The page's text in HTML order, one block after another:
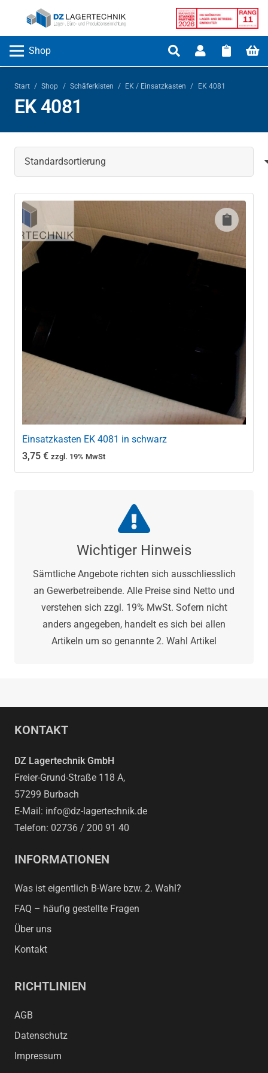
Shop
Start / Shop / Schäferkisten / EK / Einsatzkasten / EK 4081
EK 4081
Einsatzkasten EK 4081 in schwarz
3,75 € zzgl. 19% MwSt
Wichtiger Hinweis
Sämtliche Angebote richten sich ausschliesslich
an Gewerbetreibende. Alle Preise sind Netto und
verstehen sich zzgl. 19% MwSt. Sofern nicht
anders angegeben, handelt es sich bei allen
Artikeln um so genannte 2. Wahl Artikel
KONTAKT
DZ Lagertechnik GmbH
Freier-Grund-Straße 118 A,
57299 Burbach
E-Mail: info@dz-lagertechnik.de
Telefon: 02736 / 200 91 40
INFORMATIONEN
Was ist eigentlich B-Ware bzw. 2. Wahl?
FAQ – häufig gestellte Fragen
Über uns
Kontakt
RICHTLINIEN
AGB
Datenschutz
Impressum